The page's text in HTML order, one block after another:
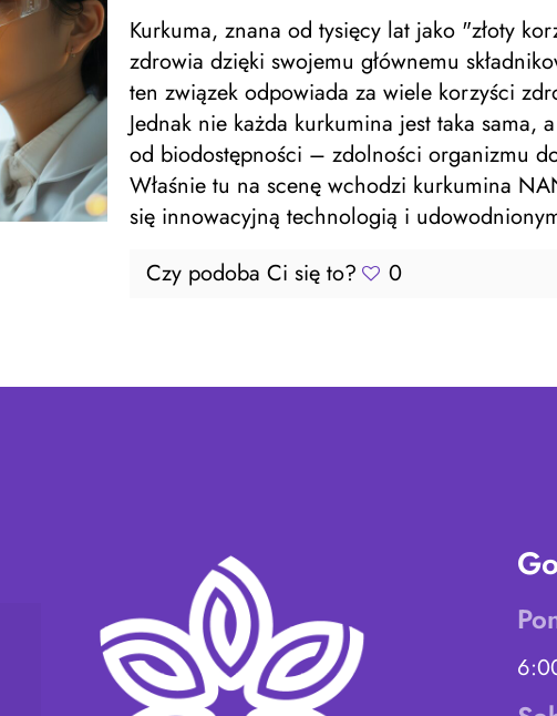
Kurkuma, znana od tysięcy lat jako "złoty
zdrowia dzięki swojemu głównemu
ten związek odpowiada za wiele korzyści
Jednak nie każda kurkumina jest taka
od biodostępności – zdolności organizmu
Właśnie tu na scenę wchodzi kurkumina
się innowacyjną technologią i
Czy podoba Ci się to?
0